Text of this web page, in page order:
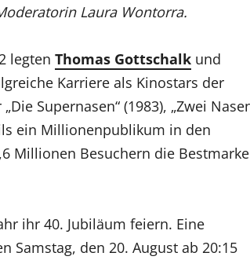
Laura Wontorra.
legten Thomas Gottschalk und
Karriere als Kinostars der
Supernasen“ (1983), „Zwei
ein Millionenpublikum in den
Millionen Besuchern die Bestmarke
ihr 40. Jubiläum feiern. Eine
Samstag, den 20. August ab 20:15